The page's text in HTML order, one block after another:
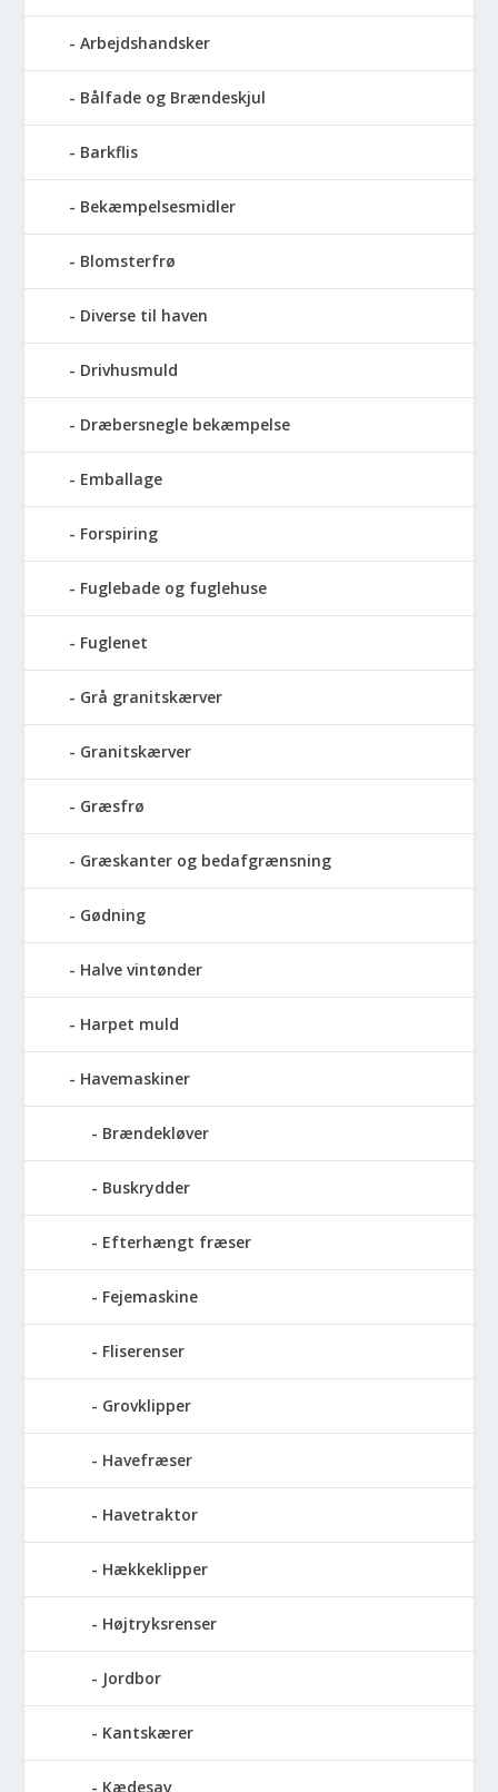
Arbejdshandsker
Bålfade og Brændeskjul
Barkflis
Bekæmpelsesmidler
Blomsterfrø
Diverse til haven
Drivhusmuld
Dræbersnegle bekæmpelse
Emballage
Forspiring
Fuglebade og fuglehuse
Fuglenet
Grå granitskærver
Granitskærver
Græsfrø
Græskanter og bedafgrænsning
Gødning
Halve vintønder
Harpet muld
Havemaskiner
Brændekløver
Buskrydder
Efterhængt fræser
Fejemaskine
Fliserenser
Grovklipper
Havefræser
Havetraktor
Hækkeklipper
Højtryksrenser
Jordbor
Kantskærer
Kædesav